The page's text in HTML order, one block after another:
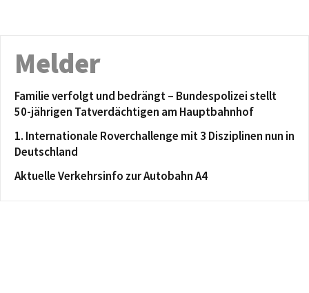
Melder
Familie verfolgt und bedrängt – Bundespolizei stellt
50-jährigen Tatverdächtigen am Hauptbahnhof
1. Internationale Roverchallenge mit 3 Disziplinen nun in
Deutschland
Aktuelle Verkehrsinfo zur Autobahn A4